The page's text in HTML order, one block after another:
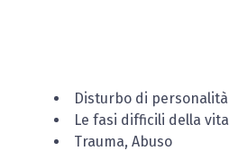
Disturbo di personalità
Le fasi difficili della vita
Trauma, Abuso